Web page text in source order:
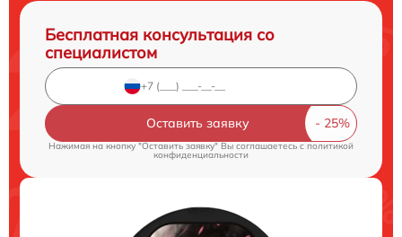
Бесплатная консультация со
специалистом
Оставить заявку
Нажимая на кнопку "Оставить заявку" Вы соглашаетесь cполитикой
конфиденциальности